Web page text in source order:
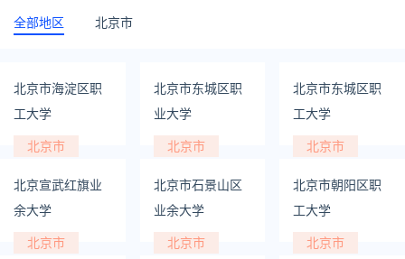
全部地区 北京市
北京市海淀区职
工大学
北京市
北京市东城区职
业大学
北京市
北京市东城区职
工大学
北京市
北京宣武红旗业
余大学
北京市
北京市石景山区
业余大学
北京市
北京市朝阳区职
工大学
北京市